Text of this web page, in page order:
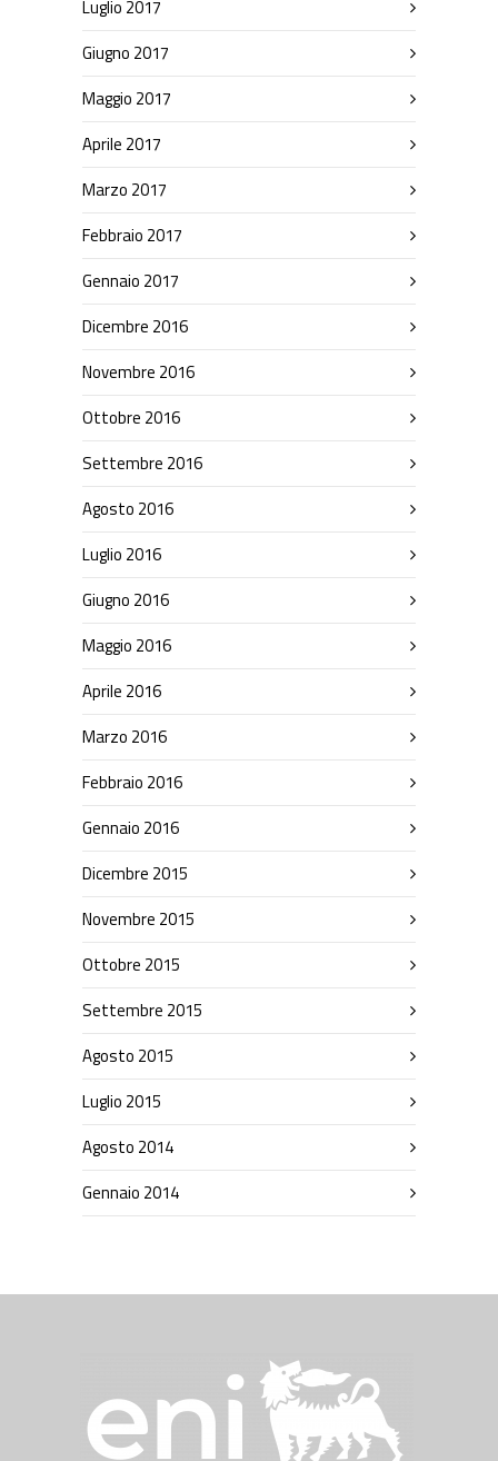
Luglio 2017
Giugno 2017
Maggio 2017
Aprile 2017
Marzo 2017
Febbraio 2017
Gennaio 2017
Dicembre 2016
Novembre 2016
Ottobre 2016
Settembre 2016
Agosto 2016
Luglio 2016
Giugno 2016
Maggio 2016
Aprile 2016
Marzo 2016
Febbraio 2016
Gennaio 2016
Dicembre 2015
Novembre 2015
Ottobre 2015
Settembre 2015
Agosto 2015
Luglio 2015
Agosto 2014
Gennaio 2014